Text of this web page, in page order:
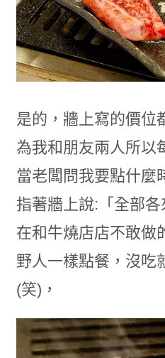
是的，牆上寫的價位
為我和朋友兩人所以
當老闆問我要點什麼
指著牆上說:「全部
在和牛燒店店不敢做
野人一樣點餐，沒吃
(笑)，